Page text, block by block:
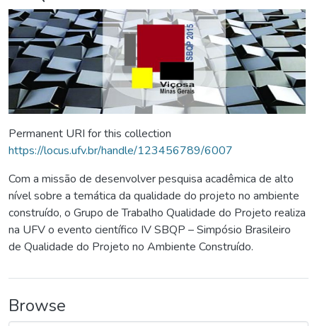
Permanent URI for this collection
https://locus.ufv.br/handle/123456789/6007
Com a missão de desenvolver pesquisa acadêmica de alto
nível sobre a temática da qualidade do projeto no ambiente
construído, o Grupo de Trabalho Qualidade do Projeto realiza
na UFV o evento científico IV SBQP – Simpósio Brasileiro
de Qualidade do Projeto no Ambiente Construído.
Browse